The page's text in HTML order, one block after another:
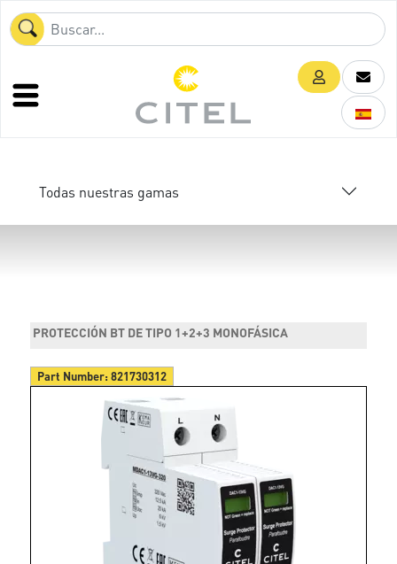
Todas nuestras gamas
PROTECCIÓN BT DE TIPO 1+2+3 MONOFÁSICA
Part Number:821730312